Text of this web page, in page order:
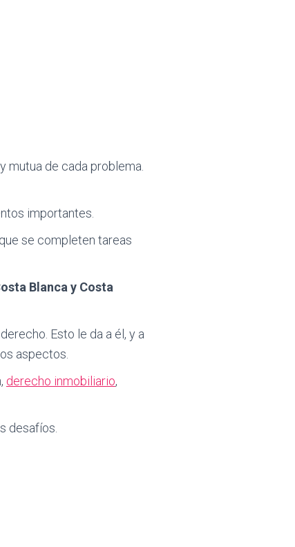
mutua de cada problema.
importantes.
se completen tareas
Blanca y Costa
Esto le da a él, y a
aspectos.
derecho inmobiliario,
desafíos.